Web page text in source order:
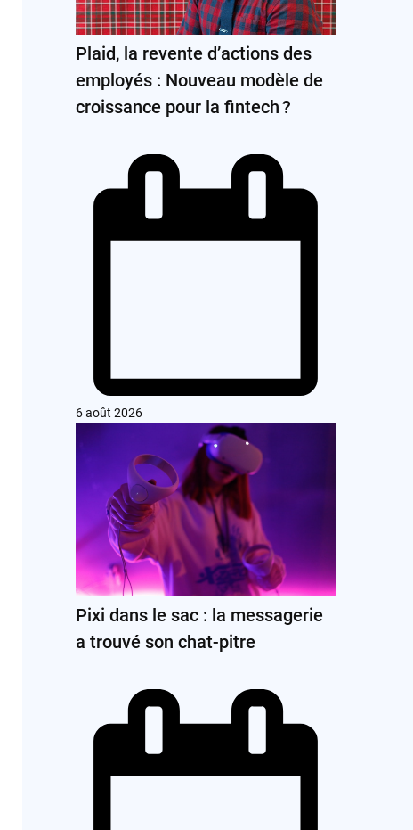
Plaid, la revente d’actions des
employés : Nouveau modèle de
croissance pour la fintech ?
6 août 2026
Pixi dans le sac : la messagerie
a trouvé son chat-pitre